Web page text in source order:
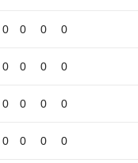
0 0 0 0
0 0 0 0
0 0 0 0
0 0 0 0